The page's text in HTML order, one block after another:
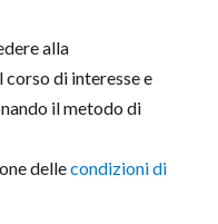
alla
corso di interesse e
il metodo di
dellecondizioni di